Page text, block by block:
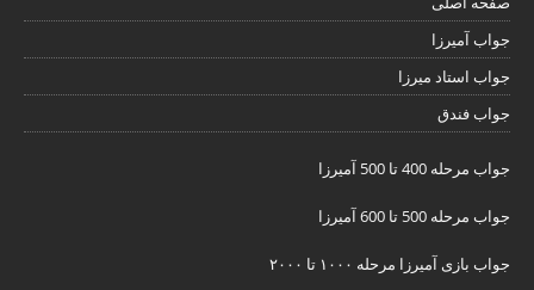
جواب آمیرزا
جواب استاد میرزا
جواب فندق
جواب مرحله 400 تا 500 آمیرزا
جواب مرحله 500 تا 600 آمیرزا
جواب بازی آمیرزا مرحله ۱۰۰۰ تا ۲۰۰۰